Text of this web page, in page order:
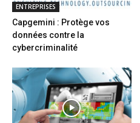
ENTREPRISES
Capgemini : Protège vos
données contre la
cybercriminalité